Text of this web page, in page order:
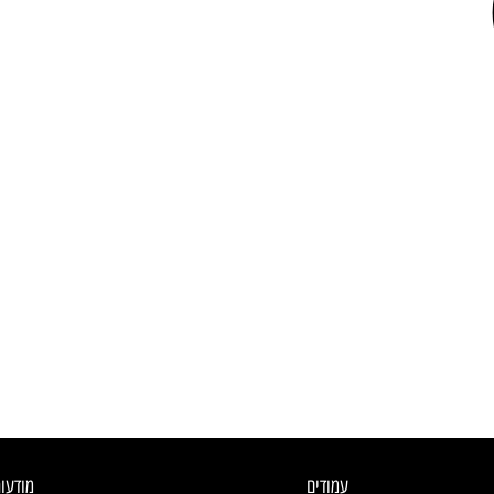
עמודים